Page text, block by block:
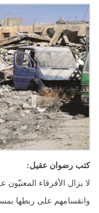
كتب رضوان عقيل:
لا يزال الأفرقاء
وانقسامهم على ربطها